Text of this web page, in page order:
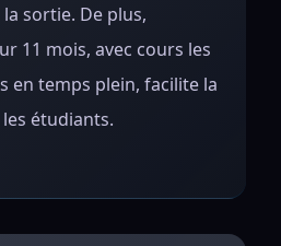
sortie. De plus,
11 mois, avec cours les
en temps plein, facilite la
étudiants.